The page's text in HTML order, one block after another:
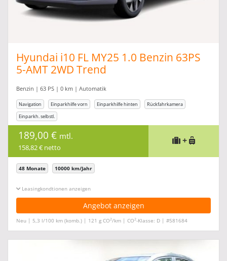
Hyundai i10 FL MY25 1.0 Benzin 63PS
5-AMT 2WD Trend
Benzin | 63 PS | 0 km | Automatik
Navigation Einparkhilfe vorn Einparkhilfe hinten
Rückfahrkamera
Einparkh. selbstl.
189,00 € mtl.
158,82 € netto
+
48 Monate 10000 km/Jahr
Leasingkonditionen ein-/ausblenden
Angebot anzeigen
Neu | 5,3 l/100 km (komb.) | 121 g CO2/km | CO2-Klasse: D | #581684